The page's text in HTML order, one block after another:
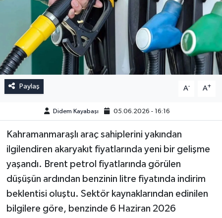
Paylaş A- A+
Didem Kayabaşı 05.06.2026 - 16:16
Kahramanmaraşlı araç sahiplerini yakından
ilgilendiren akaryakıt fiyatlarında yeni bir gelişme
yaşandı. Brent petrol fiyatlarında görülen
düşüşün ardından benzinin litre fiyatında indirim
beklentisi oluştu. Sektör kaynaklarından edinilen
bilgilere göre, benzinde 6 Haziran 2026